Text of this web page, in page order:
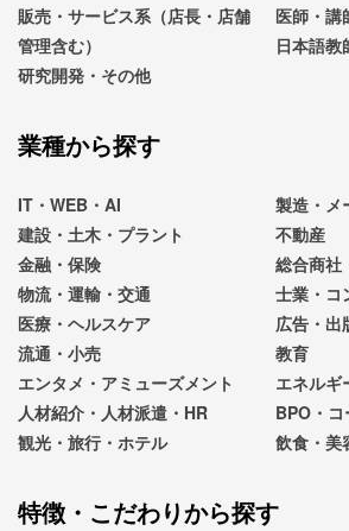
販売・サービス系（店長・店舗
管理含む）
医師・講
日本語教
研究開発・その他
業種から探す
IT・WEB・AI
製造・メ
建設・土木・プラント
不動産
金融・保険
総合商社
物流・運輸・交通
士業・コ
医療・ヘルスケア
広告・出
流通・小売
教育
エンタメ・アミューズメント
エネルギ
人材紹介・人材派遣・HR
BPO・
観光・旅行・ホテル
飲食・美
特徴・こだわりから探す